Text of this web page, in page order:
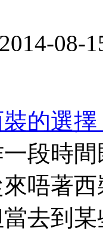
08-
的選
段時
唔著
去到